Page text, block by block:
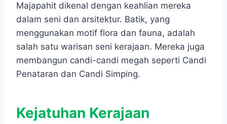
Majapahit dikenal dengan keahlian mereka
dalam seni dan arsitektur. Batik, yang
menggunakan motif flora dan fauna, adalah
salah satu warisan seni kerajaan. Mereka juga
membangun candi-candi megah seperti Candi
Penataran dan Candi Simping.
Kejatuhan Kerajaan